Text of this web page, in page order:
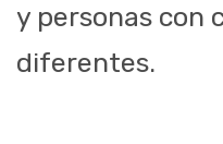
y personas con
diferentes.